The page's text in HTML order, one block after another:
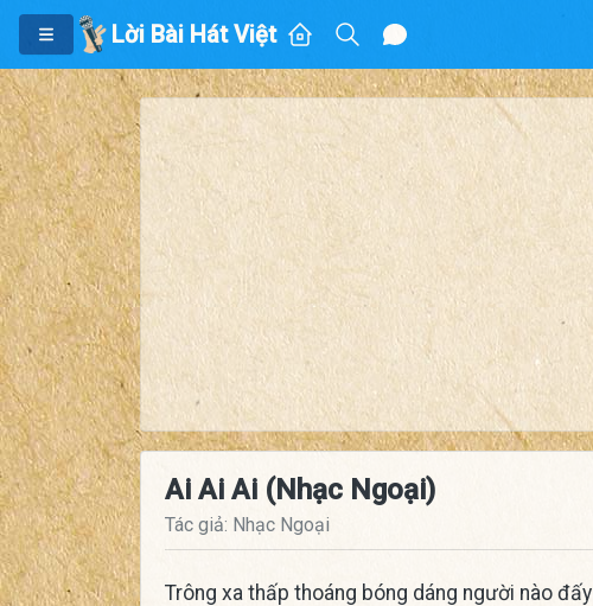
Lời Bài Hát Việt
Ai Ai Ai (Nhạc Ngoại)
Tác giả: Nhạc Ngoại
Trông xa thấp thoáng bóng dáng người nào đấy